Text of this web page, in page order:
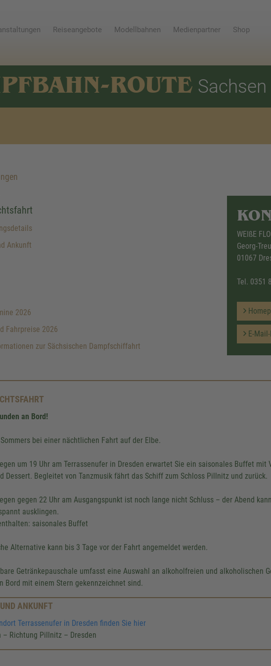
Reiseangebote Modellbahnen Medienpartner Shop
ROUTE Sachsen
Ankunft
2026
Fahrpreise 2026
zur Sächsischen Dampfschiffahrt
WEIßE
Georg-
01067
Tel. 0351
E-
an Bord!
bei einer nächtlichen Fahrt auf der Elbe.
um 19 Uhr am Terrassenufer in Dresden erwartet Sie ein saisonales Buffet mit
Dessert. Begleitet von Tanzmusik fährt das Schiff zum Schloss Pillnitz und zurück.
gegen 22 Uhr am Ausgangspunkt ist noch lange nicht Schluss – der Abend
ausklingen.
saisonales Buffet
Alternative kann bis 3 Tage vor der Fahrt angemeldet werden.
Getränkepauschale umfasst eine Auswahl an alkoholfreien und alkoholischen
Bord mit einem Stern gekennzeichnet sind.
ANKUNFT
Terrassenufer in Dresden finden Sie hier
– Richtung Pillnitz – Dresden